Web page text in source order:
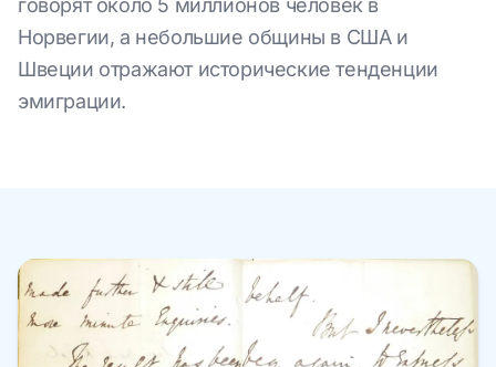
говорят около 5 миллионов человек в
Норвегии, а небольшие общины в США и
Швеции отражают исторические тенденции
эмиграции.